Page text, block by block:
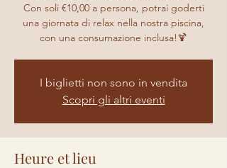
Con soli €10,00 a persona, potrai goderti
una giornata di relax nella nostra piscina,
con una consumazione inclusa!🍹
I biglietti non sono in vendita
Scopri gli altri eventi
Heure et lieu